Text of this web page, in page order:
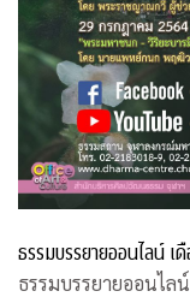
ธรรมบรรยายออนไลน์
ธรรมบรรยายออนไล